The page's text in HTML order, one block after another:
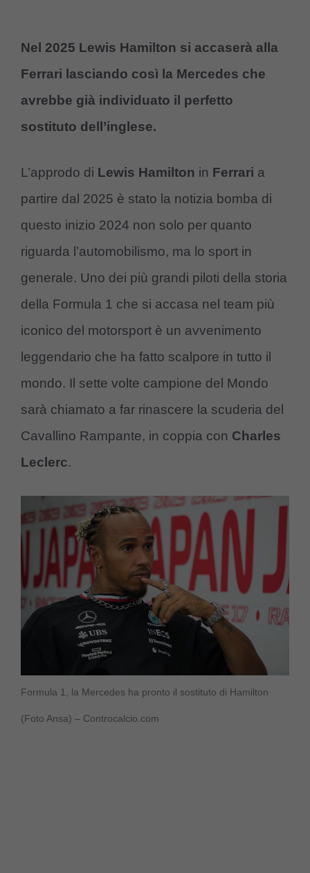
Nel 2025 Lewis Hamilton si accaserà alla
Ferrari lasciando così la Mercedes che
avrebbe già individuato il perfetto
sostituto dell’inglese.
L’approdo di Lewis Hamilton in Ferrari a
partire dal 2025 è stato la notizia bomba di
questo inizio 2024 non solo per quanto
riguarda l’automobilismo, ma lo sport in
generale. Uno dei più grandi piloti della storia
della Formula 1 che si accasa nel team più
iconico del motorsport è un avvenimento
leggendario che ha fatto scalpore in tutto il
mondo. Il sette volte campione del Mondo
sarà chiamato a far rinascere la scuderia del
Cavallino Rampante, in coppia con Charles
Leclerc.
Formula 1, la Mercedes ha pronto il sostituto di Hamilton
(Foto Ansa) – Controcalcio.com